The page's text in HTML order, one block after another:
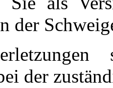
der
der